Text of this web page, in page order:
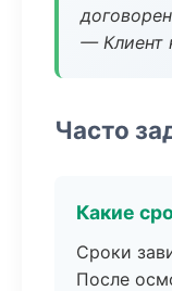
— Клиент
Часто
Какие
Сроки
После